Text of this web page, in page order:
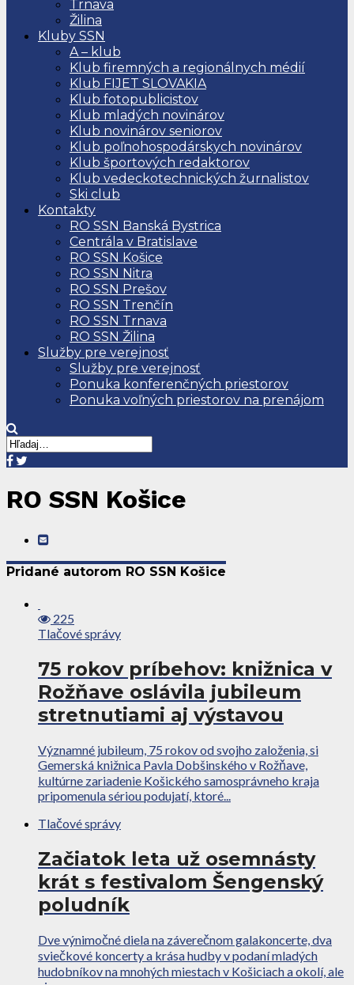
Trnava
Žilina
Kluby SSN
A – klub
Klub firemných a regionálnych médií
Klub FIJET SLOVAKIA
Klub fotopublicistov
Klub mladých novinárov
Klub novinárov seniorov
Klub poľnohospodárskych novinárov
Klub športových redaktorov
Klub vedeckotechnických žurnalistov
Ski club
Kontakty
RO SSN Banská Bystrica
Centrála v Bratislave
RO SSN Košice
RO SSN Nitra
RO SSN Prešov
RO SSN Trenčín
RO SSN Trnava
RO SSN Žilina
Služby pre verejnosť
Služby pre verejnosť
Ponuka konferenčných priestorov
Ponuka voľných priestorov na prenájom
RO SSN Košice
Pridané autorom RO SSN Košice
225
Tlačové správy
75 rokov príbehov: knižnica v
Rožňave oslávila jubileum
stretnutiami aj výstavou
Významné jubileum, 75 rokov od svojho založenia, si
Gemerská knižnica Pavla Dobšinského v Rožňave,
kultúrne zariadenie Košického samosprávneho kraja
pripomenula sériou podujatí, ktoré...
Tlačové správy
Začiatok leta už osemnásty
krát s festivalom Šengenský
poludník
Dve výnimočné diela na záverečnom galakoncerte, dva
sviečkové koncerty a krása hudby v podaní mladých
hudobníkov na mnohých miestach v Košiciach a okolí, ale